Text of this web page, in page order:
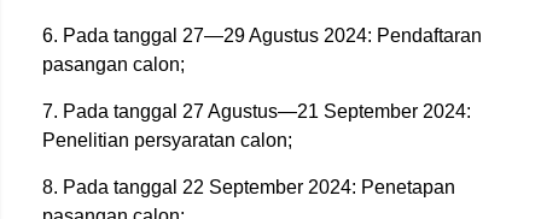
6. Pada tanggal 27—29 Agustus 2024: Pendaftaran
pasangan calon;
7. Pada tanggal 27 Agustus—21 September 2024:
Penelitian persyaratan calon;
8. Pada tanggal 22 September 2024: Penetapan